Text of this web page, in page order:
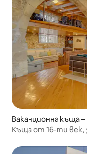
Ваканционна къща
Къща от 16-ти век,